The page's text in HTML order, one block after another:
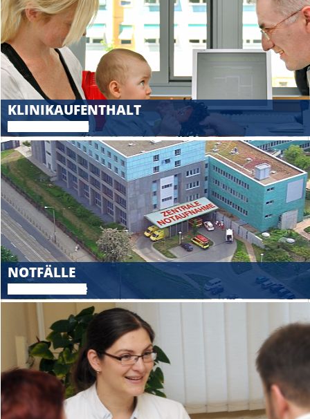
KLINIKAUFENTHALT
NOTFÄLLE
Zentrale Notaufnahme